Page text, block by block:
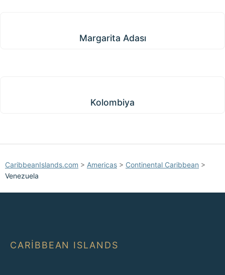
Margarita Adası
Kolombiya
CaribbeanIslands.com > Americas > Continental Caribbean >
Venezuela
CARIBBEAN ISLANDS